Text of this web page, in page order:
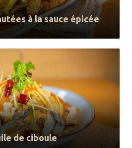
à la sauce épicée
de ciboule